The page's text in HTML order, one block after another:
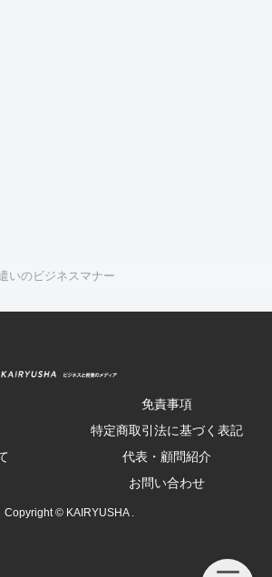
いのビジネスマナー
免責事項
特定商取引法に基づく表記
代表・顧問紹介
お問い合わせ
Copyright © KAIRYUSHA .